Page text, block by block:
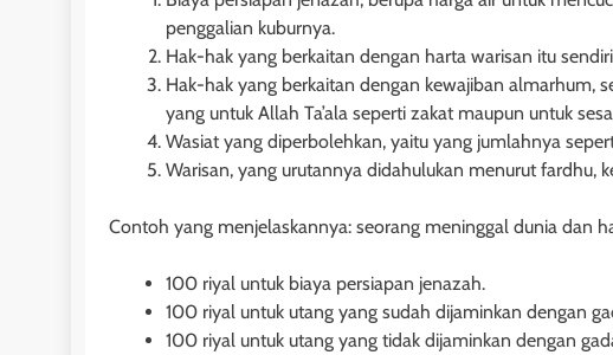
penggalian kuburnya.
Hak-hak yang berkaitan dengan harta warisan itu
Hak-hak yang berkaitan dengan kewajiban almarhum,
yang untuk Allah Ta’ala seperti zakat maupun untuk
Wasiat yang diperbolehkan, yaitu yang jumlahnya
Warisan, yang urutannya didahulukan menurut fardhu,
Contoh yang menjelaskannya: seorang meninggal dunia dan
100 riyal untuk biaya persiapan jenazah.
100 riyal untuk utang yang sudah dijaminkan dengan
100 riyal untuk utang yang tidak dijaminkan dengan
HUKUM PERDATA - HIBAH
Pengembalian Objek
Penghibah
9 bulan ago